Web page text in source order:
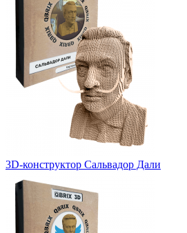
3D-конструктор Сальвадор Дали